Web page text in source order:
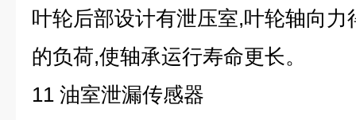
叶轮后部设计有泄压室,叶轮轴向
的负荷,使轴承运行寿命更长。
11 油室泄漏传感器